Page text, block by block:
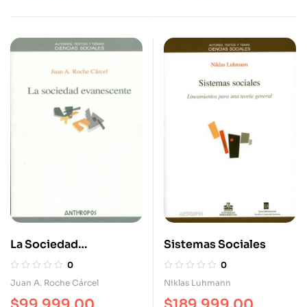
La Sociedad
Evanescente
0
Juan A. Roche Cárcel
Sistemas Sociales
0
Niklas Luhmann